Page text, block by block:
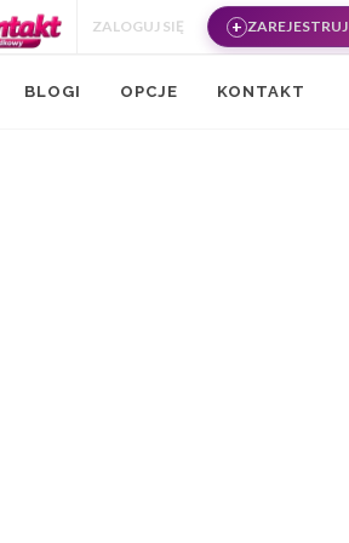
ZALOGUJ SIĘ
BLOGI OPCJE KONTAKT